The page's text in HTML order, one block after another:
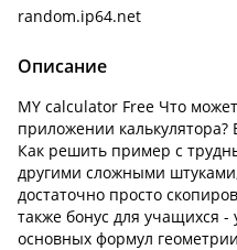
random.ip64.net
Описание
MY calculator Free Что
приложении калькулятора?
Как решить пример с
другими сложными
достаточно просто
также бонус для учащихся -
основных формул